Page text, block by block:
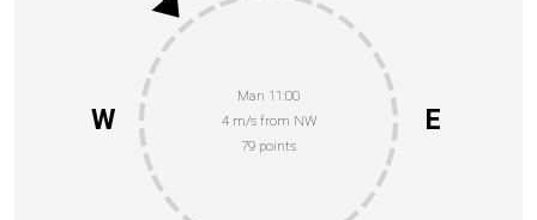
Man 11:00
4 m/s from NW
79 points
E
W